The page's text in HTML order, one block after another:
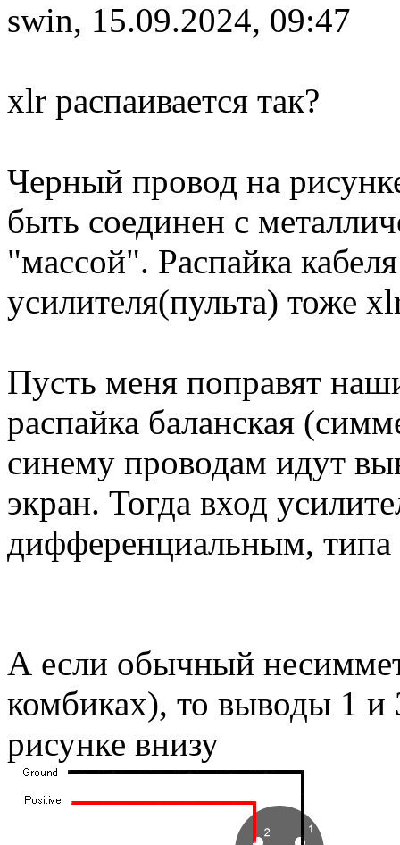
swin, 15.09.2024, 09:47
xlr распаивается так?
Черный провод на
быть соединен с
"массой". Распайка
усилителя(пульта) тоже
Пусть меня поправят
распайка баланская
синему проводам идут
экран. Тогда вход
дифференциальным, типа
А если обычный
комбиках), то выводы 1 и
рисунке внизу